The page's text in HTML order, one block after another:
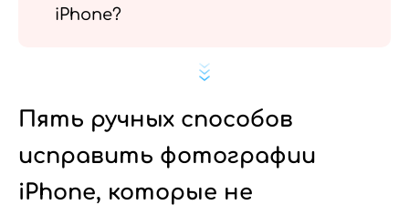
iPhone?
Пять ручных способов
исправить фотографии
iPhone, которые не